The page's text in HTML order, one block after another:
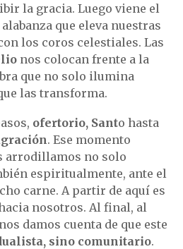
la gracia. Luego viene el
que eleva nuestras
los coros celestiales. Las
nos colocan frente a la
que no solo ilumina
las transforma.
ofertorio, Santo hasta
. Ese momento
arrodillamos no solo
espiritualmente, ante el
carne. A partir de aquí es
nosotros. Al final, al
damos cuenta de que este
sino comunitario.